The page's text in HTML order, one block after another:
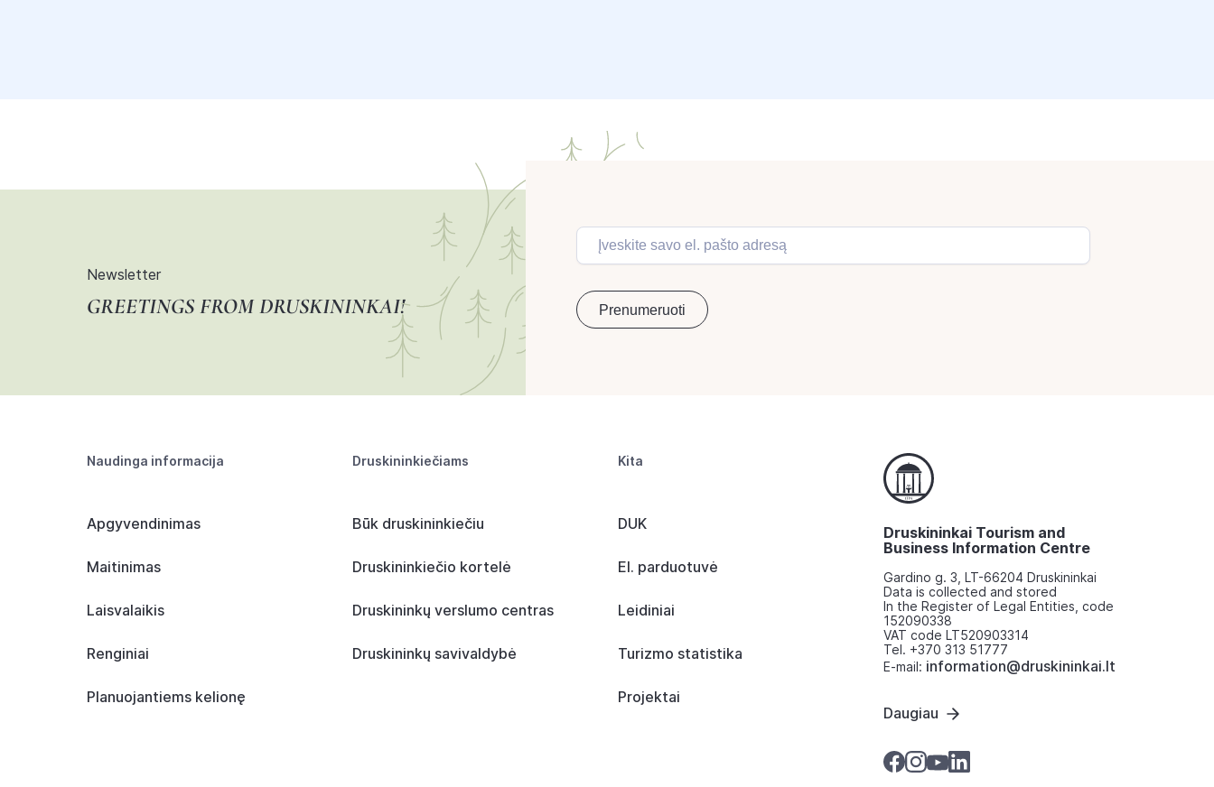
Newsletter
GREETINGS FROM DRUSKININKAI!
Naudinga informacija
Apgyvendinimas
Maitinimas
Laisvalaikis
Renginiai
Planuojantiems kelionę
Druskininkiečiams
Būk druskininkiečiu
Druskininkiečio kortelė
Druskininkų verslumo centras
Druskininkų savivaldybė
Kita
DUK
El. parduotuvė
Leidiniai
Turizmo statistika
Projektai
Druskininkai Tourism and
Business Information Centre
Gardino g. 3, LT-66204 Druskininkai
Data is collected and stored
In the Register of Legal Entities, code
152090338
VAT code LT520903314
Tel. +370 313 51777
E-mail: information@druskininkai.lt
Daugiau